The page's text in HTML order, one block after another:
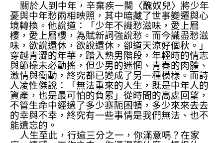
關於人到中年，辛棄疾一闋〈醜奴兒〉將少年
憂與中年愁兩相映照，其中暗藏了世事變遷與心
境轉換。他說道：「少年不識愁滋味，愛上層
樓，愛上層樓，為賦新詞強說愁。而今識盡愁滋
味，欲說還休，欲說還休，卻道天涼好個秋。」
穿越青澀的年華，踏入熟男階段，年輕時的情志
與節操未必動搖，但少男的迷惘、青春的肉體、
激情與衝動，終究都已變成了另一種模樣。而詩
人凌性傑說：「無法重來的人生，既是中年人的
資產，也是最可怕的負累」從時間的高處回望，
不管生命中經過了多少蹇阨困頓，多少來來去去
的幸與不幸，終究有一些事情是我們無法、也不
能遺忘的。
人生至此，行逾三分之一，你滿意嗎？在家